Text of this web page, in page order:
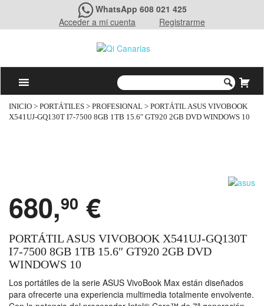
WhatsApp 608 021 425
Acceder a mi cuenta
Registrarme
INICIO > PORTÁTILES > PROFESIONAL > PORTÁTIL ASUS VIVOBOOK
X541UJ-GQ130T I7-7500 8GB 1TB 15.6″ GT920 2GB DVD WINDOWS 10
680,90 €
PORTÁTIL ASUS VIVOBOOK X541UJ-GQ130T
I7-7500 8GB 1TB 15.6″ GT920 2GB DVD
WINDOWS 10
Los portátiles de la serie ASUS VivoBook Max están diseñados
para ofrecerte una experiencia multimedia totalmente envolvente.